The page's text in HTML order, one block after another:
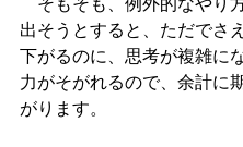
出そうとすると、ただでさ
下がるのに、思考が複雑に
力がそがれるので、余計に
がります。